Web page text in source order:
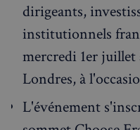
dirigeants,
institutionnels
mercredi 1er juillet
Londres, à
L'événement